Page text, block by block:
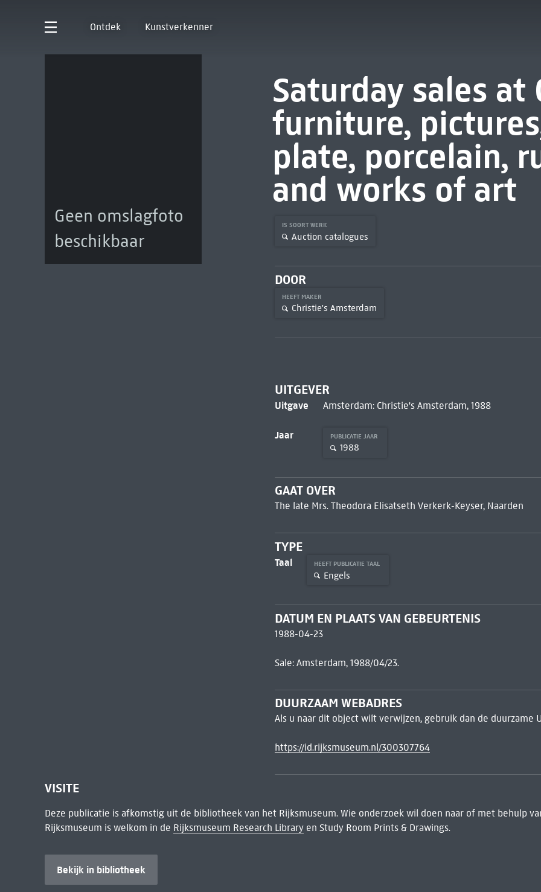
Ontdek Kunstverkenner
Geen omslagfoto
beschikbaar
Saturday sales at
furniture,
plate, porcelain,
and works of art
IS SOORT WERK
Auction catalogues
DOOR
HEEFT MAKER
Christie's Amsterdam
UITGEVER
Uitgave Amsterdam: Christie's Amsterdam, 1988
Jaar PUBLICATIE JAAR
1988
GAAT OVER
The late Mrs. Theodora Elisatseth Verkerk-Keyser, Naarden
TYPE
Taal HEEFT PUBLICATIE TAAL
Engels
DATUM EN PLAATS VAN GEBEURTENIS
1988-04-23
Sale: Amsterdam, 1988/04/23.
DUURZAAM WEBADRES
Als u naar dit object wilt verwijzen, gebruik dan de duurzame
https://id.rijksmuseum.nl/300307764
VISITE
Deze publicatie is afkomstig uit de bibliotheek van het Rijksmuseum. Wie onderzoek wil doen naar of met behulp
Rijksmuseum is welkom in de Rijksmuseum Research Libraryen Study Room Prints & Drawings.
Bekijk in bibliotheek